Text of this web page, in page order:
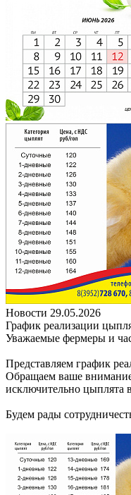
Новости 29.05.2026
График реализации
Уважаемые фермеры и
Представляем график
Обращаем ваше
исключительно цыплята
Будем рады